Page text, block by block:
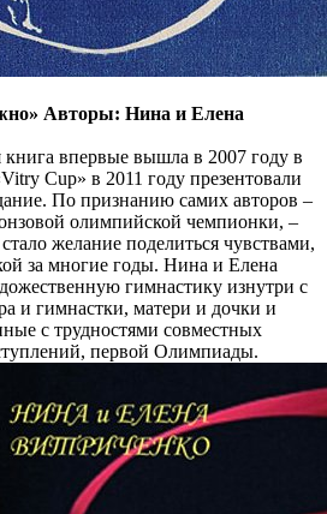
Авторы: Нина и Елена
книга впервые вышла в 2007 году в
Cup» в 2011 году презентовали
По признанию самих авторов –
олимпийской чемпионки, –
желание поделиться чувствами,
за многие годы. Нина и Елена
гимнастику изнутри с
и гимнастки, матери и дочки и
с трудностями совместных
первой Олимпиады.